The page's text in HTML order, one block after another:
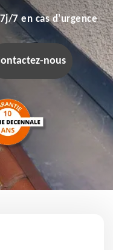
7 en cas d'urgence
nous